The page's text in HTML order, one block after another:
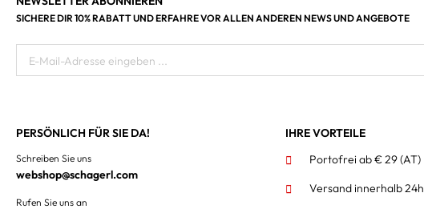
SICHERE DIR 10% RABATT UND ERFAHRE VOR ALLEN ANDEREN NEWS UND ANGEBOTE
E-Mail-Adresse eingeben ...
PERSÖNLICH FÜR SIE DA!
Schreiben Sie uns
webshop@schagerl.com
Rufen Sie uns an
IHRE VORTEILE
Portofrei ab € 29 (AT)
Versand innerhalb 24h